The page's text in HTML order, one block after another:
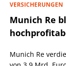
VERSICHERUNGEN
Munich Re
Munich Re